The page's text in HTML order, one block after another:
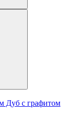
Дуб с графитом